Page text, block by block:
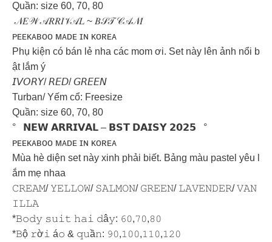
Quần: size 60, 70, 80
𝒩𝐸𝒲 𝒜𝑅𝑅𝐼𝒱𝒜𝐿 ~ 𝐵𝒮𝒯 𝒞𝒜𝒩𝐼
ᴘᴇᴇᴋᴀʙᴏᴏ ᴍᴀᴅᴇ ɪɴ ᴋᴏʀᴇᴀ
Phụ kiện có bán lẻ nha các mom ơi. Set này lên ảnh nổi b
ật lắm ý
𝘐𝘝𝘖𝘙𝘠/ 𝘙𝘌𝘋/ 𝘎𝘙𝘌𝘌𝘕
Turban/ Yếm cổ: Freesize
Quần: size 60, 70, 80
° 𝗡𝗘𝗪 𝗔𝗥𝗥𝗜𝗩𝗔𝗟 – 𝗕𝗦𝗧 𝗗𝗔𝗜𝗦𝗬 𝟮𝟬𝟮𝟱 °
ᴘᴇᴇᴋᴀʙᴏᴏ ᴍᴀᴅᴇ ɪɴ ᴋᴏʀᴇᴀ
Mùa hè diện set này xinh phải biết. Bảng màu pastel yêu l
ắm mẹ nhaa
𝙲𝚁𝙴𝙰𝙼/ 𝚈𝙴𝙻𝙻𝙾𝚆/ 𝚂𝙰𝙻𝙼𝙾𝙽/ 𝙶𝚁𝙴𝙴𝙽/ 𝙻𝙰𝚅𝙴𝙽𝙳𝙴𝚁/ 𝚅𝙰𝙽
𝙸𝙻𝙻𝙰
*𝙱𝚘𝚍𝚢 𝚜𝚞𝚒𝚝 𝚑𝚊𝚒 𝚍â𝚢: 𝟼𝟶,𝟽𝟶,𝟾𝟶
*𝙱ộ 𝚛ờ𝚒 á𝚘 & 𝚚𝚞ầ𝚗: 𝟿𝟶,𝟷𝟶𝟶,𝟷𝟷𝟶,𝟷𝟸𝟶